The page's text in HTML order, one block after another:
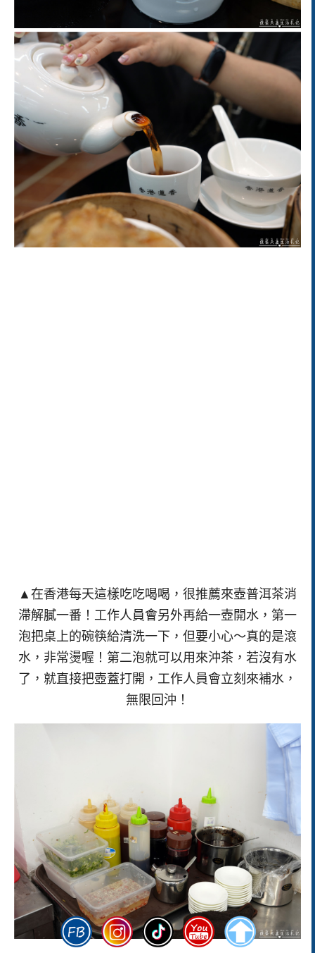
▲在香港每天這樣吃吃喝喝，很推薦來壺普洱茶消
滯解膩一番！工作人員會另外再給一壺開水，第一
泡把桌上的碗筷給清洗一下，但要小心～真的是滾
水，非常燙喔！第二泡就可以用來沖茶，若沒有水
了，就直接把壺蓋打開，工作人員會立刻來補水，
無限回沖！